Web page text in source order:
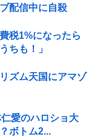
配信中に自殺
税1%になったら
ちも！」
ズム天国にアマゾ
愛のハロショ大
ボトム2...